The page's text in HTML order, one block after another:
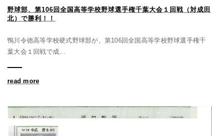
野球部、第106回全国高等学校野球選手権千葉大会１回戦（対成田
北）で勝利！！
鴨川令徳高等学校硬式野球部が、第106回全国高等学校野球選手権千
葉大会１回戦で成...
read more